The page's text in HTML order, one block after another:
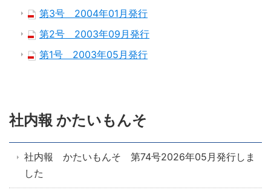
第3号 2004年01月発行
第2号 2003年09月発行
第1号 2003年05月発行
社内報 かたいもんそ
社内報 かたいもんそ 第74号2026年05月発行しま
した